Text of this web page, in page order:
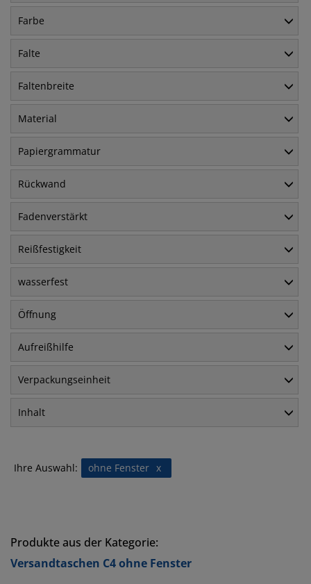
Farbe
Falte
Faltenbreite
Material
Papiergrammatur
Rückwand
Fadenverstärkt
Reißfestigkeit
wasserfest
Öffnung
Aufreißhilfe
Verpackungseinheit
Inhalt
Ihre Auswahl: x
ohne Fenster
Produkte aus der Kategorie:
Versandtaschen C4 ohne Fenster